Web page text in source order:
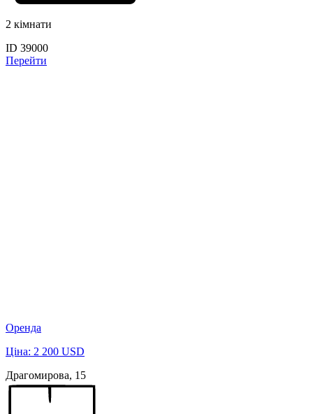
2 кімнати
ID 39000
Перейти
Оренда
Ціна: 2 200 USD
Драгомирова, 15